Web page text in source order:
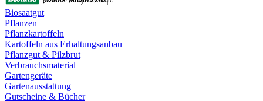
Biosaatgut
Pflanzen
Pflanzkartoffeln
Kartoffeln aus Erhaltungsanbau
Pflanzgut & Pilzbrut
Verbrauchsmaterial
Gartengeräte
Gartenausstattung
Gutscheine & Bücher